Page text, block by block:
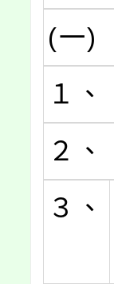
(一)
１、
２、
３、